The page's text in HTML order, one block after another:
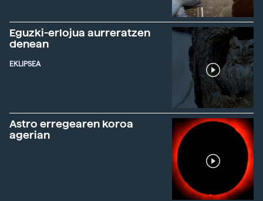
Eguzki-erlojua aurreratzen
denean
EKLIPSEA
Astro erregearen koroa
agerian